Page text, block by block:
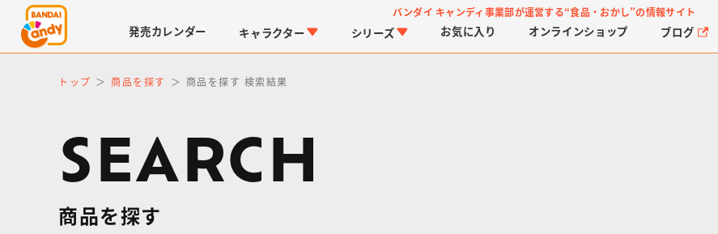
バンダイ キャンディ事業部が運営する“食品・おかし”の情報サイト
発売カレンダー キャラクター
LINK TRAVELERS
シリーズ
チョコボックス
お気に入り オンラインショップ ブログ
トップ 商品を探す 商品を探す 検索結果
SEARCH
商品を探す